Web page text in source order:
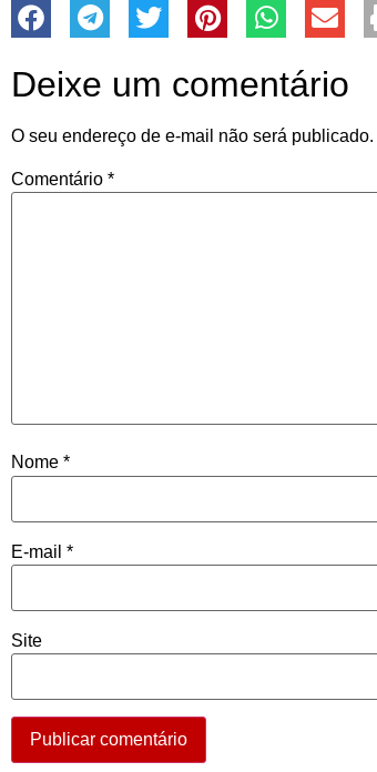
Deixe um comentário
O seu endereço de e-mail não será publicado.
Comentário *
Nome *
E-mail *
Site